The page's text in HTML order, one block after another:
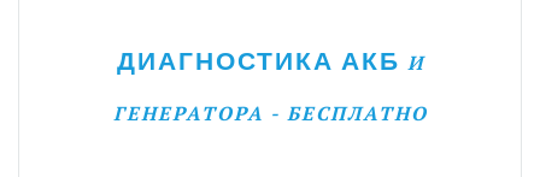
ДИАГНОСТИКА АКБ И
ГЕНЕРАТОРА - БЕСПЛАТНО